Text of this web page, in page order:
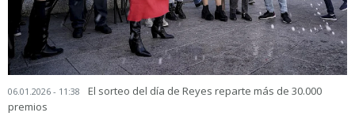
06.01.2026 - 11:38
El sorteo del día de Reyes reparte más de 30.000
premios